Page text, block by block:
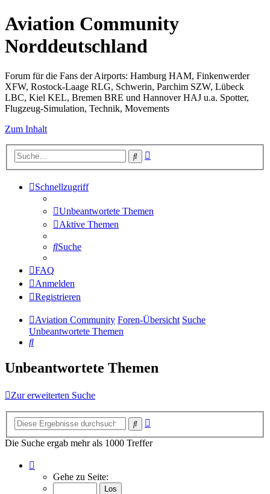
Aviation Community
Norddeutschland
Forum für die Fans der Airports: Hamburg HAM, Finkenwerder
XFW, Rostock-Laage RLG, Schwerin, Parchim SZW, Lübeck
LBC, Kiel KEL, Bremen BRE und Hannover HAJ u.a. Spotter,
Flugzeug-Simulation, Technik, Movements
Zum Inhalt
Suche
Schnellzugriff
Unbeantwortete Themen
Aktive Themen
Suche
FAQ
Anmelden
Registrieren
Aviation Community Foren-Übersicht Suche
Unbeantwortete Themen
Suche
Unbeantwortete Themen
Zur erweiterten Suche
Suche
Die Suche ergab mehr als 1000 Treffer
von
Gehe zu Seite: